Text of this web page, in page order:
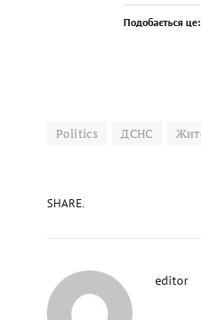
Подобається це:
Politics ДСНС
SHARE.
editor